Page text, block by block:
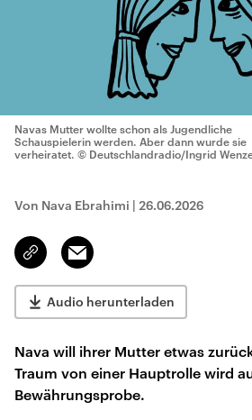
Navas Mutter wollte schon als Jugendliche
Schauspielerin werden. Aber dann wurde sie
verheiratet. © Deutschlandradio/Ingrid
Von Nava Ebrahimi | 26.06.2026
Link
kopieren/teilen
Email
Audio herunterladen
Nava will ihrer Mutter etwas
Traum von einer Hauptrolle wird
Bewährungsprobe.